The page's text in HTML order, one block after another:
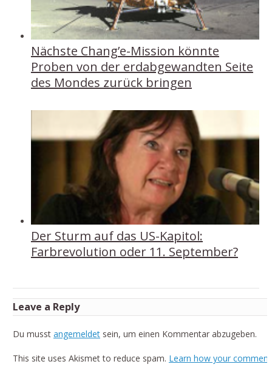
Nächste Chang’e-Mission könnte
Proben von der erdabgewandten Seite
des Mondes zurück bringen
Der Sturm auf das US-Kapitol:
Farbrevolution oder 11. September?
Leave a Reply
Du musst angemeldetsein, um einen Kommentar abzugeben.
This site uses Akismet to reduce spam. Learn how your comment